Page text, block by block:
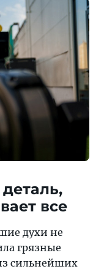
все
духи не
грязные
сильнейших